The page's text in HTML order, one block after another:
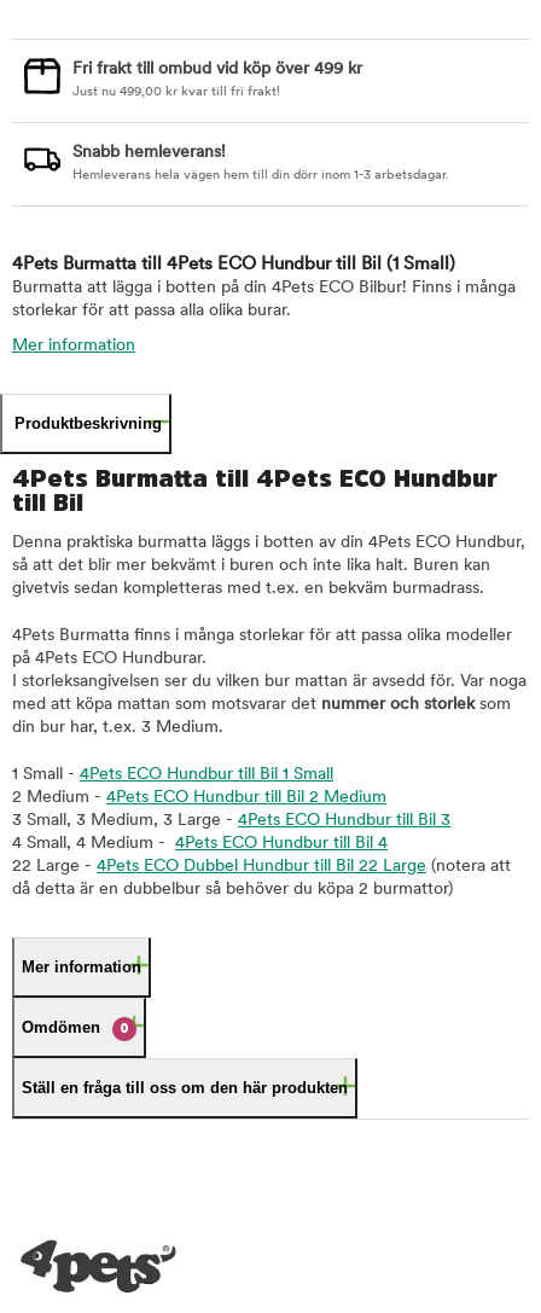
Fri frakt till ombud vid köp över 499 kr
Just nu 499,00 kr kvar till fri frakt!
Snabb hemleverans!
Hemleverans hela vägen hem till din dörr inom 1-3 arbetsdagar.
4Pets Burmatta till 4Pets ECO Hundbur till Bil (1 Small)
Burmatta att lägga i botten på din 4Pets ECO Bilbur! Finns i många
storlekar för att passa alla olika burar.
Mer information
Produktbeskrivning
4Pets Burmatta till 4Pets ECO Hundbur
till Bil
Denna praktiska burmatta läggs i botten av din 4Pets ECO Hundbur,
så att det blir mer bekvämt i buren och inte lika halt. Buren kan
givetvis sedan kompletteras med t.ex. en bekväm burmadrass.
4Pets Burmatta finns i många storlekar för att passa olika modeller
på 4Pets ECO Hundburar.
I storleksangivelsen ser du vilken bur mattan är avsedd för. Var noga
med att köpa mattan som motsvarar det nummer och storleksom
din bur har, t.ex. 3 Medium.
1 Small - 4Pets ECO Hundbur till Bil 1 Small
2 Medium - 4Pets ECO Hundbur till Bil 2 Medium
3 Small, 3 Medium, 3 Large - 4Pets ECO Hundbur till Bil 3
4 Small, 4 Medium - 4Pets ECO Hundbur till Bil 4
22 Large - 4Pets ECO Dubbel Hundbur till Bil 22 Large (notera att
då detta är en dubbelbur så behöver du köpa 2 burmattor)
Mer information
Omdömen 0
Ställ en fråga till oss om den här produkten